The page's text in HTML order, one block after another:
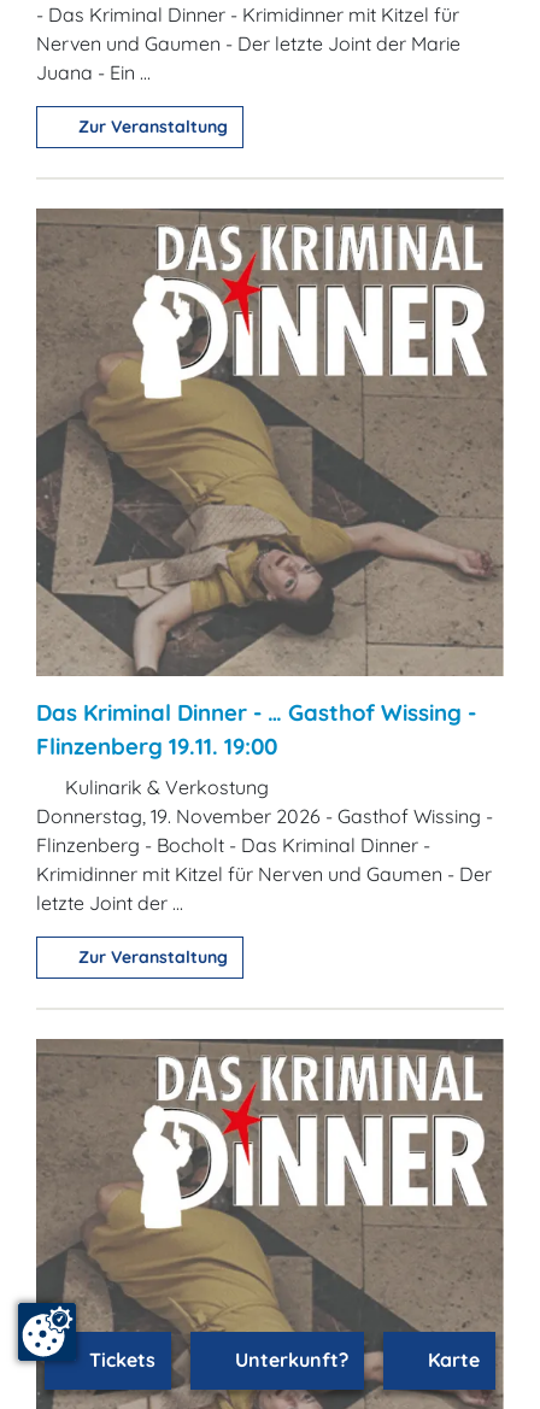
- Das Kriminal Dinner - Krimidinner mit Kitzel für
Nerven und Gaumen - Der letzte Joint der Marie
Juana - Ein ...
Zur Veranstaltung
Das Kriminal Dinner - … Gasthof Wissing -
Flinzenberg 19.11. 19:00
Kulinarik & Verkostung
Donnerstag, 19. November 2026 - Gasthof Wissing -
Flinzenberg - Bocholt - Das Kriminal Dinner -
Krimidinner mit Kitzel für Nerven und Gaumen - Der
letzte Joint der ...
Zur Veranstaltung
Tickets Unterkunft? Karte